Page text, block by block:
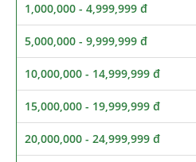
1,000,000 - 4,999,999 đ
5,000,000 - 9,999,999 đ
10,000,000 - 14,999,999 đ
15,000,000 - 19,999,999 đ
20,000,000 - 24,999,999 đ